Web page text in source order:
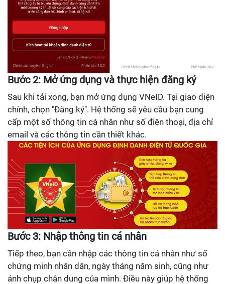
Bước 2: Mở ứng dụng và thực hiện đăng ký
Sau khi tải xong, bạn mở ứng dụng VNeID. Tại giao diện
chính, chọn "Đăng ký". Hệ thống sẽ yêu cầu bạn cung
cấp một số thông tin cá nhân như số điện thoại, địa chỉ
email và các thông tin cần thiết khác.
Bước 3: Nhập thông tin cá nhân
Tiếp theo, bạn cần nhập các thông tin cá nhân như số
chứng minh nhân dân, ngày tháng năm sinh, cũng như
ảnh chụp chân dung của mình. Điều này giúp hệ thống